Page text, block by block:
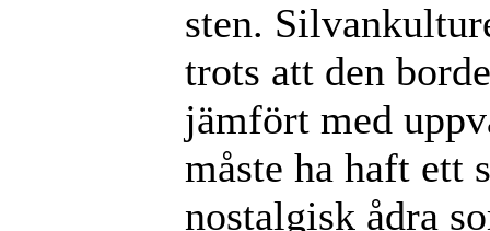
sten.
trots att den
jämfört med
måste ha haft ett
nostalgisk ådra